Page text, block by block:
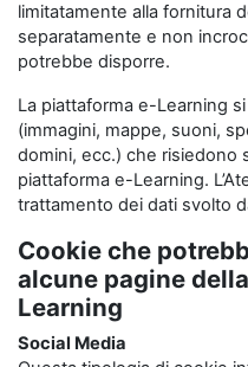
limitatamente alla fornitura
separatamente e non
potrebbe disporre.
La piattaforma e-Learning
(immagini, mappe, suoni,
domini, ecc.) che risiedono
piattaforma e-Learning.
trattamento dei dati svolto
Cookie che
alcune pagine
Learning
Social Media